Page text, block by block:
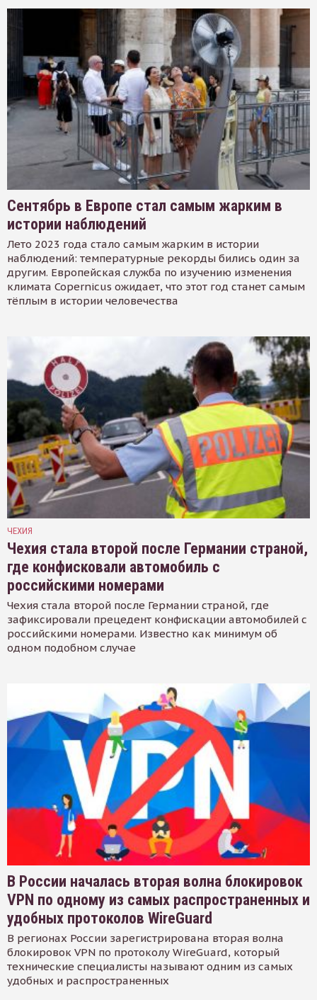
Сентябрь в Европе стал самым жарким в
истории наблюдений
Лето 2023 года стало самым жарким в истории
наблюдений: температурные рекорды бились один за
другим. Европейская служба по изучению изменения
климата Copernicus ожидает, что этот год станет самым
тёплым в истории человечества
ЧЕХИЯ
Чехия стала второй после Германии страной,
где конфисковали автомобиль с
российскими номерами
Чехия стала второй после Германии страной, где
зафиксировали прецедент конфискации автомобилей с
российскими номерами. Известно как минимум об
одном подобном случае
В России началась вторая волна блокировок
VPN по одному из самых распространенных и
удобных протоколов WireGuard
В регионах России зарегистрирована вторая волна
блокировок VPN по протоколу WireGuard, который
технические специалисты называют одним из самых
удобных и распространенных